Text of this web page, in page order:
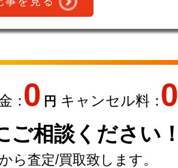
：0 円 キャンセル料：0
相談ください！
ら査定/買取致します。